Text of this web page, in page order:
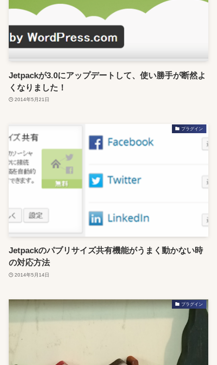
Jetpackが3.0にアップデートして、使い勝手が断然よ
くなりました！
2014年5月21日
プラグイン
Jetpackのパブリサイズ共有機能がうまく動かない時
の対応方法
2014年5月14日
プラグイン